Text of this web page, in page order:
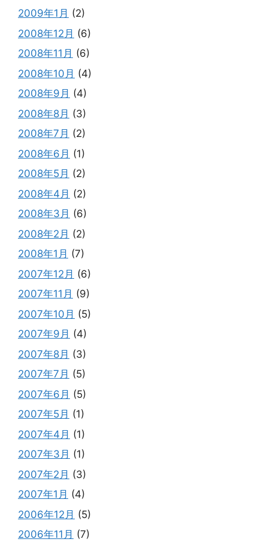
2009年1月 (2)
2008年12月 (6)
2008年11月 (6)
2008年10月 (4)
2008年9月 (4)
2008年8月 (3)
2008年7月 (2)
2008年6月 (1)
2008年5月 (2)
2008年4月 (2)
2008年3月 (6)
2008年2月 (2)
2008年1月 (7)
2007年12月 (6)
2007年11月 (9)
2007年10月 (5)
2007年9月 (4)
2007年8月 (3)
2007年7月 (5)
2007年6月 (5)
2007年5月 (1)
2007年4月 (1)
2007年3月 (1)
2007年2月 (3)
2007年1月 (4)
2006年12月 (5)
2006年11月 (7)